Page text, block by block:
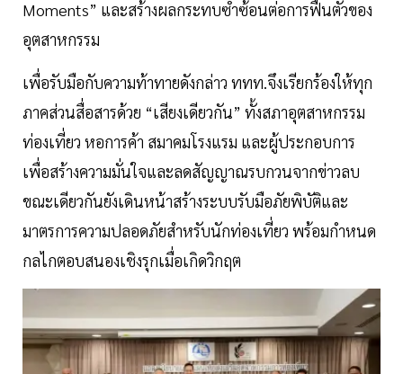
Moments” และสร้างผลกระทบซ้ำซ้อนต่อการฟื้นตัวของ
อุตสาหกรรม
เพื่อรับมือกับความท้าทายดังกล่าว ททท.จึงเรียกร้องให้ทุก
ภาคส่วนสื่อสารด้วย “เสียงเดียวกัน” ทั้งสภาอุตสาหกรรม
ท่องเที่ยว หอการค้า สมาคมโรงแรม และผู้ประกอบการ
เพื่อสร้างความมั่นใจและลดสัญญาณรบกวนจากข่าวลบ
ขณะเดียวกันยังเดินหน้าสร้างระบบรับมือภัยพิบัติและ
มาตรการความปลอดภัยสำหรับนักท่องเที่ยว พร้อมกำหนด
กลไกตอบสนองเชิงรุกเมื่อเกิดวิกฤต